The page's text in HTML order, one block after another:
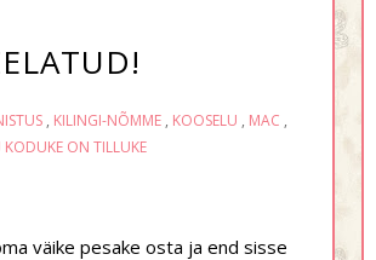
, KILINGI-NÕMME , KOOSELU , MAC ,
KODUKE ON TILLUKE
väike pesake osta ja end sisse